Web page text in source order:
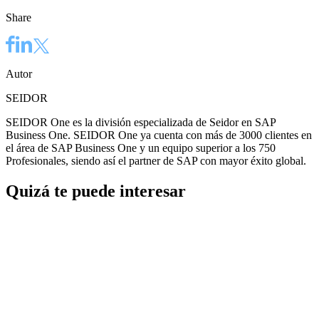
Share
Autor
SEIDOR
SEIDOR One es la división especializada de Seidor en SAP
Business One. SEIDOR One ya cuenta con más de 3000 clientes en
el área de SAP Business One y un equipo superior a los 750
Profesionales, siendo así el partner de SAP con mayor éxito global.
Quizá te puede interesar